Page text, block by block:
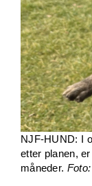
NJF-HUND: I
etter planen,
måneder.